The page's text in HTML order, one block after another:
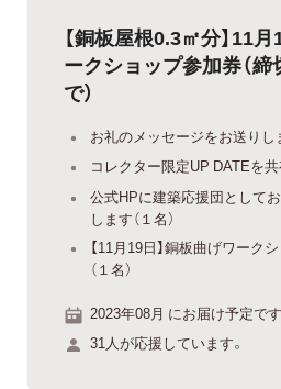
【銅板屋根0.3㎡分】11月
ークショップ参加券（
で）
お礼のメッセージをお送りし
コレクター限定UP DATEを
公式HPに建築応援団として
します（１名）
【11月19日】銅板曲げワーク
（１名）
2023年08月 にお届け予定です
31人が応援しています。